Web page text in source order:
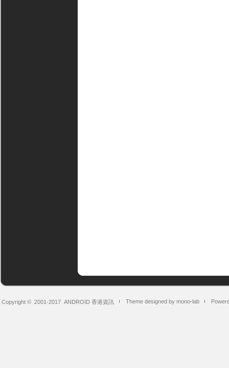
Copyright © 2001-2017 ANDROID 香港資訊 Theme designed by mono-lab